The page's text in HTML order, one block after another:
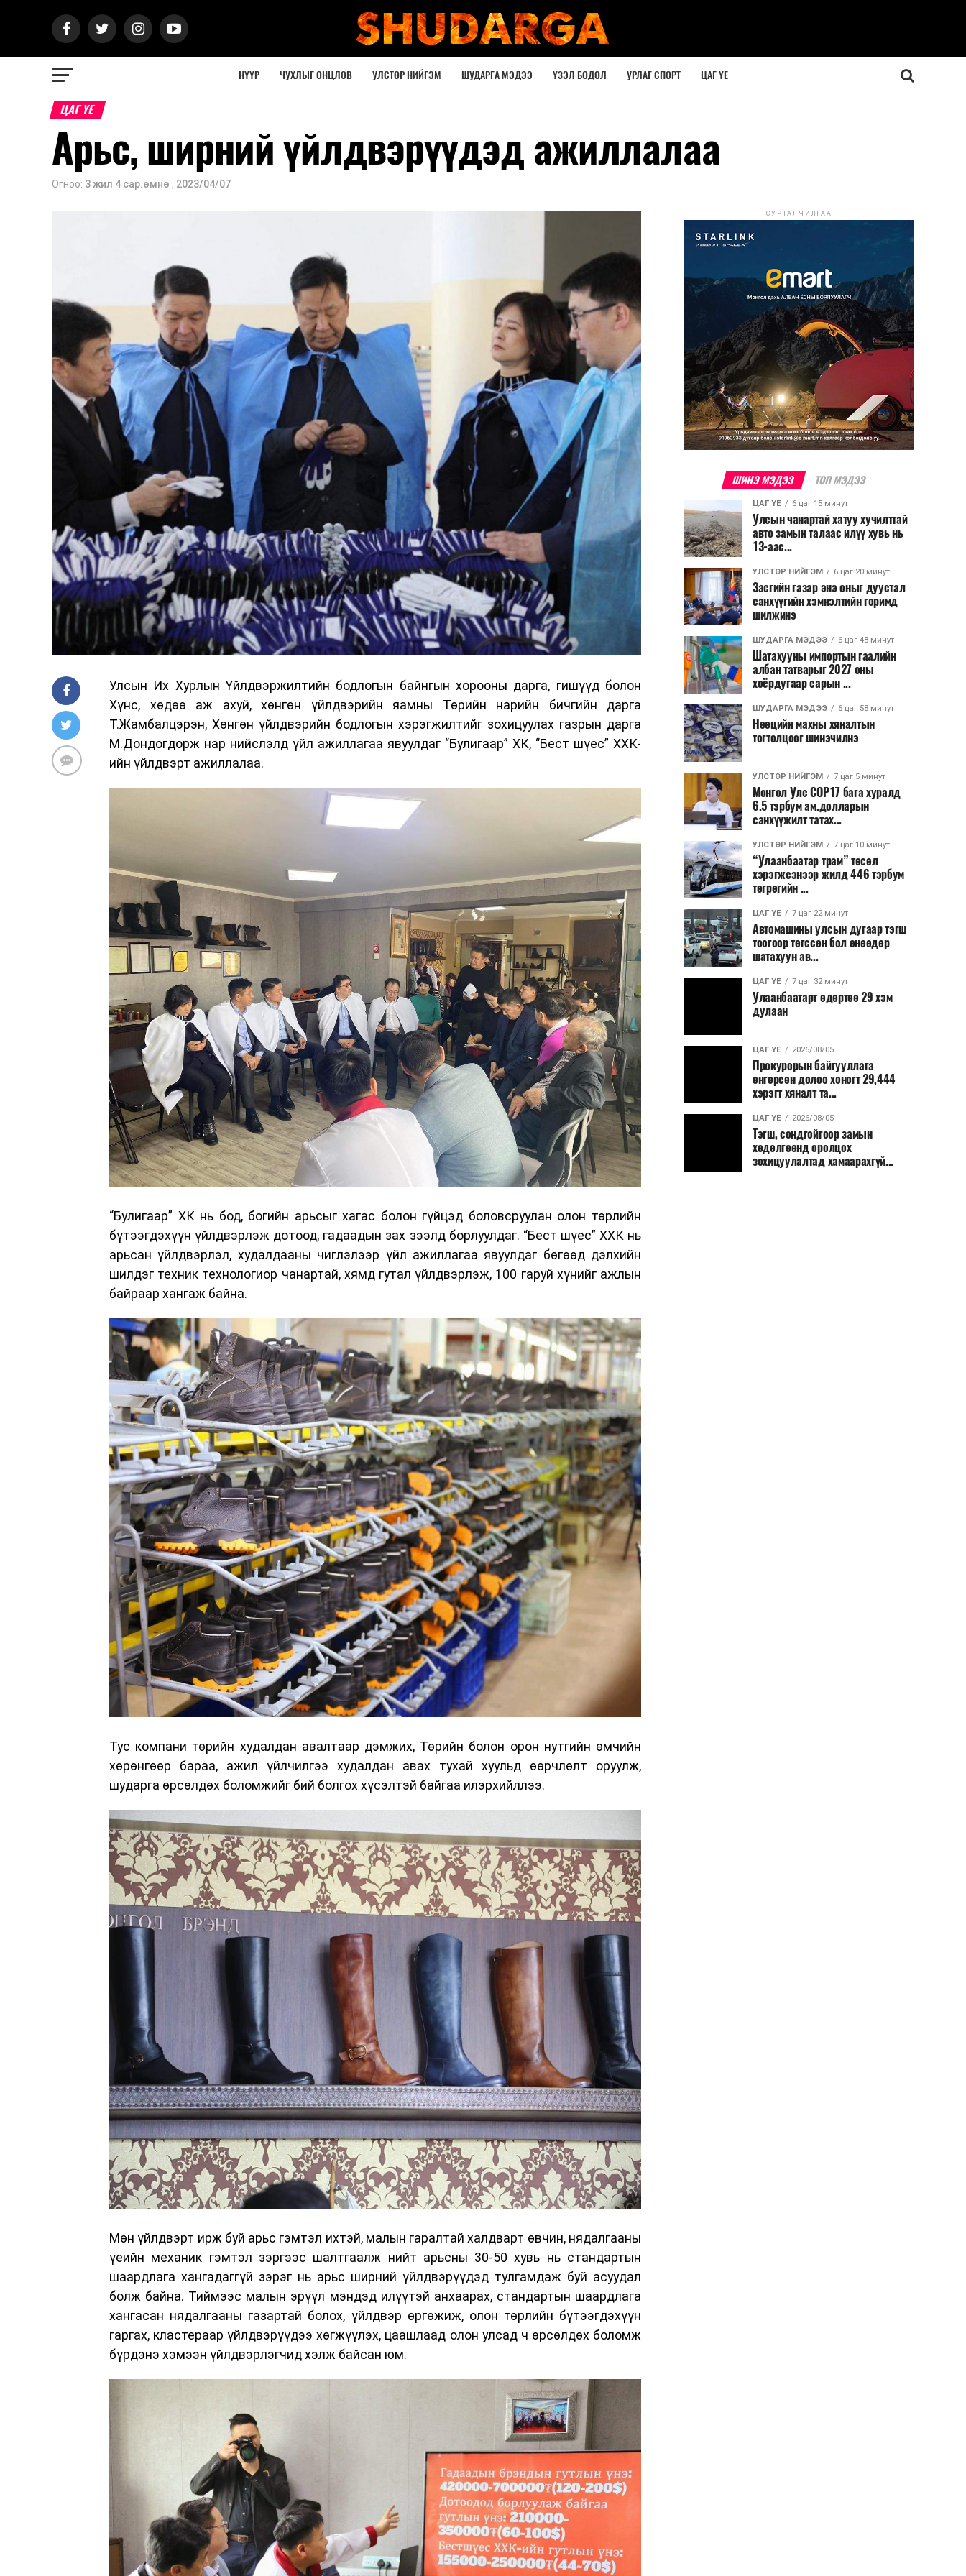
НҮҮР ЧУХЛЫГ ОНЦЛОВ УЛСТӨР НИЙГЭМ ШУДАРГА МЭДЭЭ ҮЗЭЛ БОДОЛ УРЛАГ СПОРТ ЦАГ ҮЕ
ЦАГ ҮЕ
Арьс, ширний үйлдвэрүүдэд ажиллалаа
Огноо: 3 жил 4 сар.өмнө , 2023/04/07
Улсын Их Хурлын Үйлдвэржилтийн бодлогын байнгын хорооны дарга, гишүүд болон
Хүнс, хөдөө аж ахуй, хөнгөн үйлдвэрийн яамны Төрийн нарийн бичгийн дарга
Т.Жамбалцэрэн, Хөнгөн үйлдвэрийн бодлогын хэрэгжилтийг зохицуулах газрын дарга
М.Дондогдорж нар нийслэлд үйл ажиллагаа явуулдаг “Булигаар” ХК, “Бест шүес” ХХК-
ийн үйлдвэрт ажиллалаа.
“Булигаар” ХК нь бод, богийн арьсыг хагас болон гүйцэд боловсруулан олон төрлийн
бүтээгдэхүүн үйлдвэрлэж дотоод, гадаадын зах зээлд борлуулдаг. “Бест шүес” ХХК нь
арьсан үйлдвэрлэл, худалдааны чиглэлээр үйл ажиллагаа явуулдаг бөгөөд дэлхийн
шилдэг техник технологиор чанартай, хямд гутал үйлдвэрлэж, 100 гаруй хүнийг ажлын
байраар хангаж байна.
Тус компани төрийн худалдан авалтаар дэмжих, Төрийн болон орон нутгийн өмчийн
хөрөнгөөр бараа, ажил үйлчилгээ худалдан авах тухай хуульд өөрчлөлт оруулж,
шударга өрсөлдөх боломжийг бий болгох хүсэлтэй байгаа илэрхийллээ.
Мөн үйлдвэрт ирж буй арьс гэмтэл ихтэй, малын гаралтай халдварт өвчин, нядалгааны
үеийн механик гэмтэл зэргээс шалтгаалж нийт арьсны 30-50 хувь нь стандартын
шаардлага хангадаггүй зэрэг нь арьс ширний үйлдвэрүүдэд тулгамдаж буй асуудал
болж байна. Тиймээс малын эрүүл мэндэд илүүтэй анхаарах, стандартын шаардлага
хангасан нядалгааны газартай болох, үйлдвэр өргөжиж, олон төрлийн бүтээгдэхүүн
гаргах, кластераар үйлдвэрүүдээ хөгжүүлэх, цаашлаад олон улсад ч өрсөлдөх боломж
бүрдэнэ хэмээн үйлдвэрлэгчид хэлж байсан юм.
СУРТАЛЧИЛГАА
ШИНЭ МЭДЭЭ ТОП МЭДЭЭ
ЦАГ ҮЕ 6 цаг 15 минут
Улсын чанартай хатуу хучилттай
авто замын талаас илүү хувь нь
13-аас...
УЛСТӨР НИЙГЭМ 6 цаг 20 минут
Засгийн газар энэ оныг дуустал
санхүүгийн хэмнэлтийн горимд
шилжинэ
ШУДАРГА МЭДЭЭ 6 цаг 48 минут
Шатахууны импортын гаалийн
албан татварыг 2027 оны
хоёрдугаар сарын ...
ШУДАРГА МЭДЭЭ 6 цаг 58 минут
Нөөцийн махны хяналтын
тогтолцоог шинэчилнэ
УЛСТӨР НИЙГЭМ 7 цаг 5 минут
Монгол Улс COP17 бага хуралд
6.5 тэрбум ам.долларын
санхүүжилт татах...
УЛСТӨР НИЙГЭМ 7 цаг 10 минут
“Улаанбаатар трам” төсөл
хэрэгжсэнээр жилд 446 тэрбум
төгрөгийн ...
ЦАГ ҮЕ 7 цаг 22 минут
Автомашины улсын дугаар тэгш
тоогоор төгссөн бол өнөөдөр
шатахуун ав...
ЦАГ ҮЕ 7 цаг 32 минут
Улаанбаатарт өдөртөө 29 хэм
дулаан
ЦАГ ҮЕ 2026/08/05
Прокурорын байгууллага
өнгөрсөн долоо хоногт 29,444
хэрэгт хяналт та...
ЦАГ ҮЕ 2026/08/05
Тэгш, сондгойгоор замын
хөдөлгөөнд оролцох
зохицуулалтад хамаарахгүй...